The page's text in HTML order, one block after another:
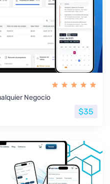
Negocio
$35